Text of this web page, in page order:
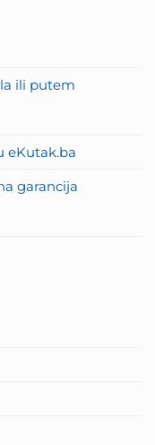
ili putem
eKutak.ba
garancija